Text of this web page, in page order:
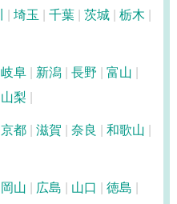
埼玉 千葉 茨城
栃木
岐阜 新潟 長野
富山
山梨
京都 滋賀 奈良
和歌山
岡山 広島 山口
徳島